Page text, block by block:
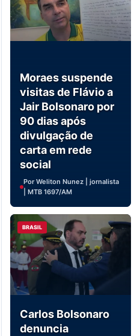
Moraes suspende
visitas de Flávio a
Jair Bolsonaro por
90 dias após
divulgação de
carta em rede
social
Por Weliton Nunez | jornalista
| MTB 1697/AM
BRASIL
Carlos Bolsonaro
denuncia